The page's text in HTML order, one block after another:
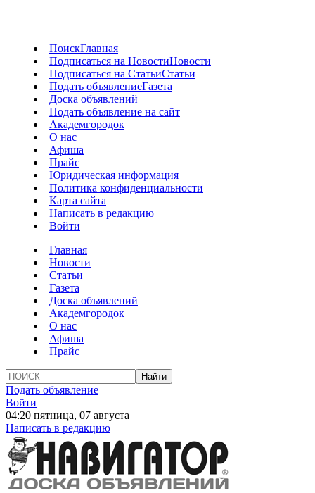
ПоискГлавная
Подписаться на НовостиНовости
Подписаться на СтатьиСтатьи
Подать объявлениеГазета
Доска объявлений
Подать объявление на сайт
Академгородок
О нас
Афиша
Прайс
Юридическая информация
Политика конфиденциальности
Карта сайта
Написать в редакцию
Войти
Главная
Новости
Статьи
Газета
Доска объявлений
Академгородок
О нас
Афиша
Прайс
Подать объявление
Войти
04:20 пятница, 07 августа
Написать в редакцию